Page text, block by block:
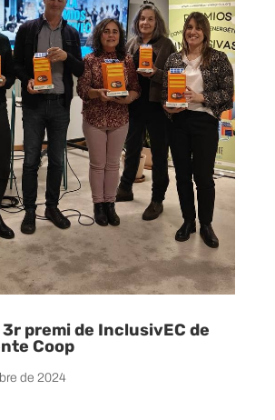
3r premi de InclusivEC de
Coop
de 2024